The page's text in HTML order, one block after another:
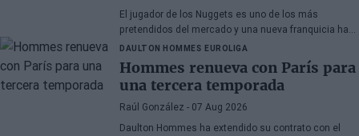
El jugador de los Nuggets es uno de los más
pretendidos del mercado y una nueva franquicia ha
entrado en la puja.
DAULTON HOMMES EUROLIGA
Hommes renueva con París para
una tercera temporada
Raúl González - 07 Aug 2026
Daulton Hommes ha extendido su contrato con el